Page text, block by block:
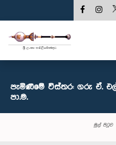
පැමිණීමේ විස්තර: ගරු ඒ.
පා.ම.
මුල් පිටුව